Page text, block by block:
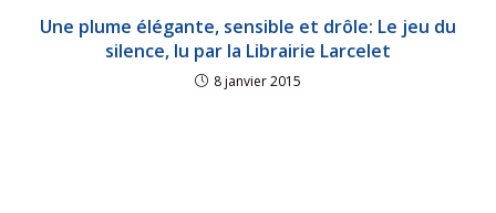
Une plume élégante, sensible et drôle: Le jeu du
silence, lu par la Librairie Larcelet
8 janvier 2015